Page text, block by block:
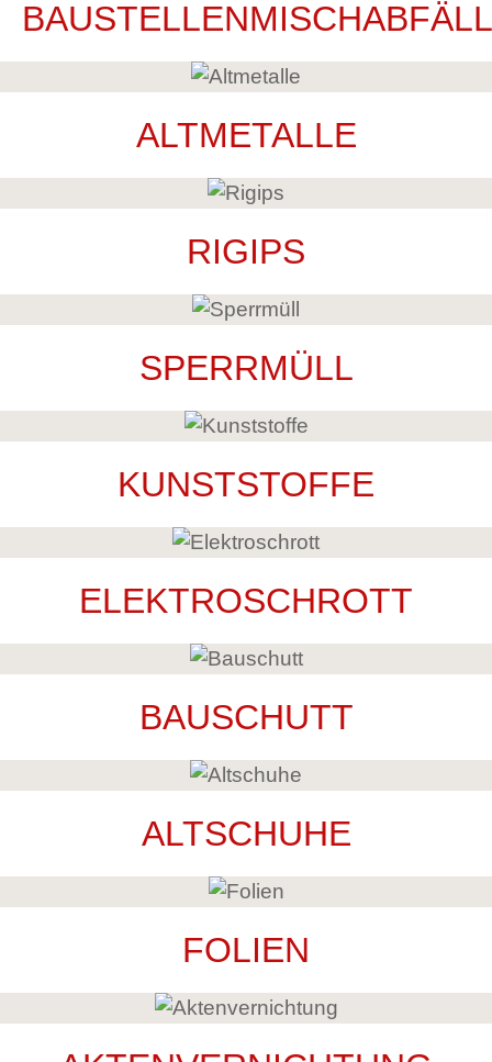
ALTMETALLE
RIGIPS
SPERRMÜLL
KUNSTSTOFFE
ELEKTROSCHROTT
BAUSCHUTT
ALTSCHUHE
FOLIEN